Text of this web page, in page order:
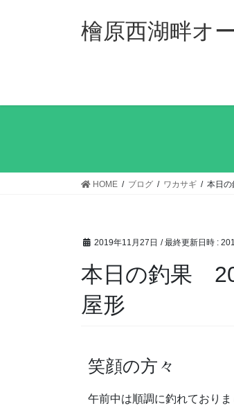
檜原西湖畔オ
HOME ブログ ワカサギ 本日
2019年11月27日 / 最終更新日時 :
本日の釣果
屋形
笑顔の方々
午前中は順調に釣れており